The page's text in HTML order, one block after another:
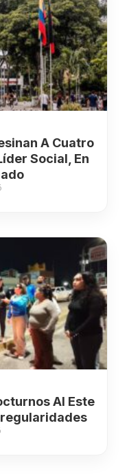
A Cuatro
Social, En
Al Este